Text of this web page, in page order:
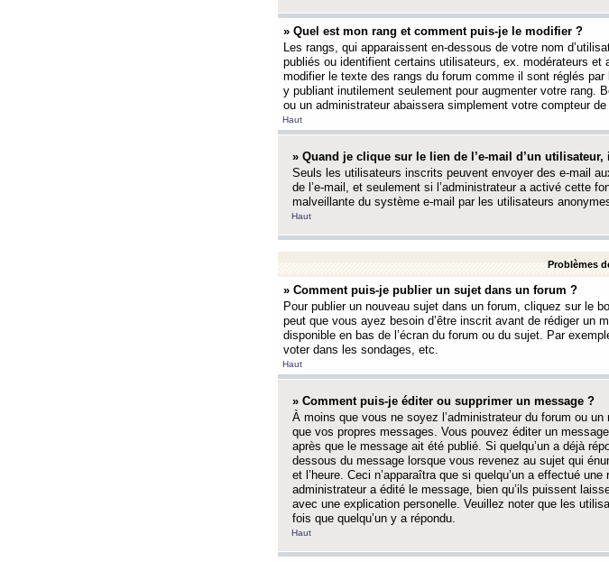
» Quel est mon rang et comment puis-je le modifier ?
Les rangs, qui apparaissent en-dessous de votre nom
publiés ou identifient certains utilisateurs, ex. modérateurs
modifier le texte des rangs du forum comme il sont réglés
y publiant inutilement seulement pour augmenter votre rang.
ou un administrateur abaissera simplement votre compteur
Haut
» Quand je clique sur le lien de l’e-mail d’un
Seuls les utilisateurs inscrits peuvent envoyer des e-mail
de l’e-mail, et seulement si l’administrateur a activé cette
malveillante du système e-mail par les utilisateurs
Haut
Problèmes
» Comment puis-je publier un sujet dans un forum ?
Pour publier un nouveau sujet dans un forum, cliquez sur le
peut que vous ayez besoin d’être inscrit avant de rédiger un
disponible en bas de l’écran du forum ou du sujet. Par
voter dans les sondages, etc.
Haut
» Comment puis-je éditer ou supprimer un message ?
À moins que vous ne soyez l’administrateur du forum ou
que vos propres messages. Vous pouvez éditer un
après que le message ait été publié. Si quelqu’un a déjà
dessous du message lorsque vous revenez au sujet qui
et l’heure. Ceci n’apparaîtra que si quelqu’un a effectué
administrateur a édité le message, bien qu’ils puissent
avec une explication personelle. Veuillez noter que les
fois que quelqu’un y a répondu.
Haut